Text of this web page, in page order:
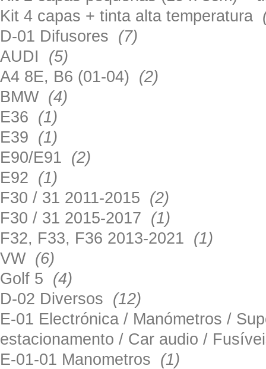
Kit 4 capas + tinta alta temperatura
D-01 Difusores (7)
AUDI (5)
A4 8E, B6 (01-04) (2)
BMW (4)
E36 (1)
E39 (1)
E90/E91 (2)
E92 (1)
F30 / 31 2011-2015 (2)
F30 / 31 2015-2017 (1)
F32, F33, F36 2013-2021 (1)
VW (6)
Golf 5 (4)
D-02 Diversos (12)
E-01 Electrónica / Manómetros /
estacionamento / Car audio /
E-01-01 Manometros (1)